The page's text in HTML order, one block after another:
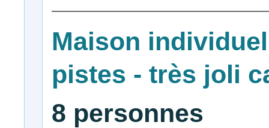
Maison
pistes - très joli
8 personnes